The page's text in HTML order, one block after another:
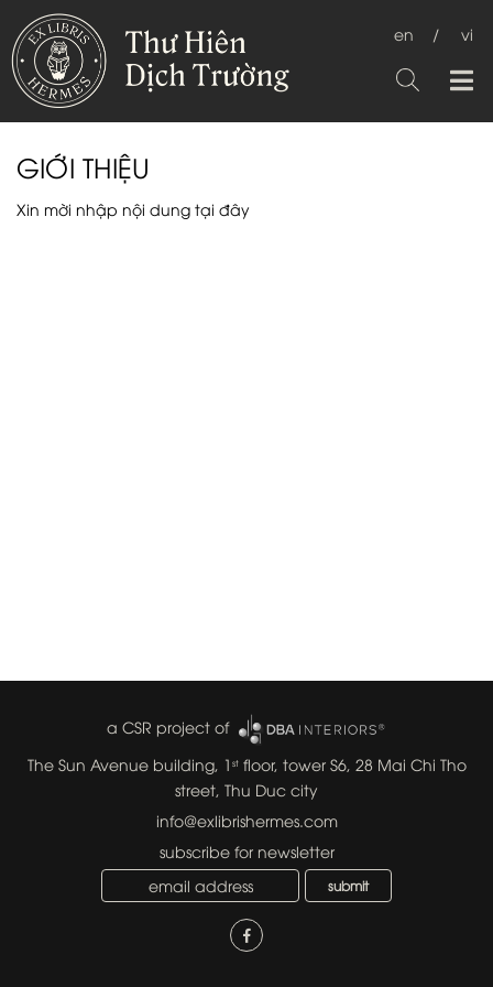
en / vi
GIỚI THIỆU
Xin mời nhập nội dung tại đây
a CSR project of
The Sun Avenue building, 1 stfloor, tower S6, 28 Mai Chi Tho
street, Thu Duc city
info@exlibrishermes.com
subscribe for newsletter
submit